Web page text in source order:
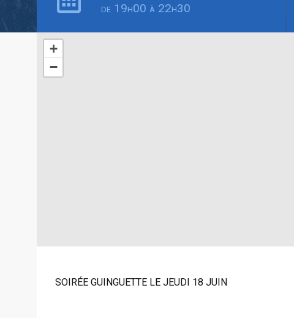
de 19h00 à 22h30
+
−
SOIRÉE GUINGUETTE LE JEUDI 18 JUIN